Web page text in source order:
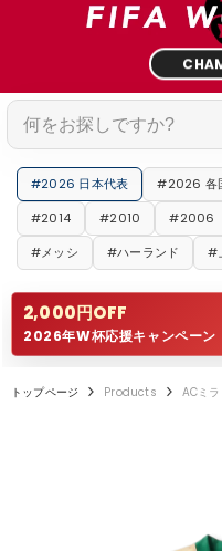
#2026 日本代表 #2026 各
#2014
#2010 #2006
#メッシ
#ハーランド #
2,000円OFF
2026年W杯応援キャンペーン
トップページ Products ACミ